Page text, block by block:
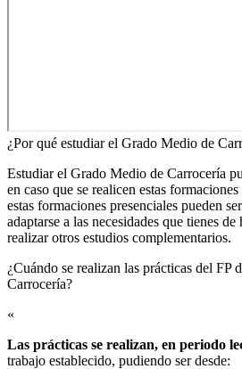
¿Por qué estudiar el Grado Medio de
Estudiar el Grado Medio de Carrocería
en caso que se realicen estas
estas formaciones presenciales pueden
adaptarse a las necesidades que tienes
realizar otros estudios complementarios.
¿Cuándo se realizan las prácticas del FP
Carrocería?​
«
Las prácticas se realizan, en periodo
trabajo establecido, pudiendo ser desde: